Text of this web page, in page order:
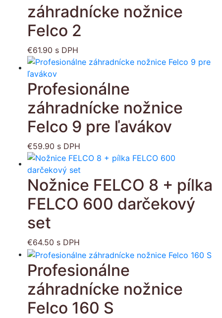
záhradnícke nožnice
Felco 2
€61.90 s DPH
Profesionálne
záhradnícke nožnice
Felco 9 pre ľavákov
€59.90 s DPH
Nožnice FELCO 8 + pílka
FELCO 600 darčekový
set
€64.50 s DPH
Profesionálne
záhradnícke nožnice
Felco 160 S